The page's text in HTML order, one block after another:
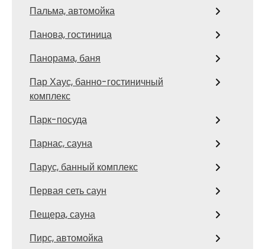
Пальма, автомойка
Панова, гостиница
Панорама, баня
Пар Хаус, банно-гостиничный
комплекс
Парк-посуда
Парнас, сауна
Парус, банный комплекс
Первая сеть саун
Пещера, сауна
Пирс, автомойка